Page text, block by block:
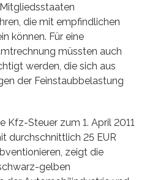
die mit empfindlichen
können. Für eine
müssten auch
werden, die sich aus
der Feinstaubbelastung
Kfz-Steuer zum 1. April 2011
durchschnittlich 25 EUR
zeigt die
gelben